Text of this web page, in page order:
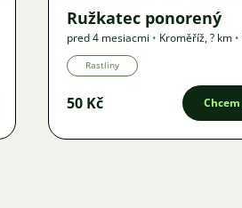
Ružkatec ponorený
pred 4 mesiacmi • Kroměříž,? km •
Rastliny
50 Kč